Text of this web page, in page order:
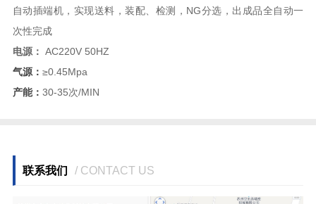
自动插端机，实现送料，装配、检测，NG分选，出成品全自动一
次性完成
电源： AC220V 50HZ
气源： ≥0.45Mpa
产能： 30-35次/MIN
联系我们 / CONTACT US